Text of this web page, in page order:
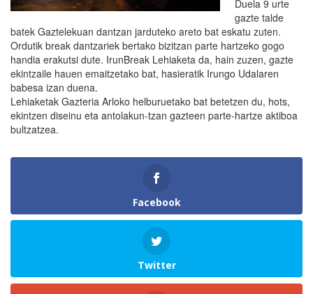
Duela 9 urte
gazte talde
batek Gaztelekuan dantzan jarduteko areto bat eskatu zuten.
Ordutik break dantzariek bertako bizitzan parte hartzeko gogo
handia erakutsi dute. IrunBreak Lehiaketa da, hain zuzen, gazte
ekintzaile hauen emaitzetako bat, hasieratik Irungo Udalaren
babesa izan duena.
Lehiaketak Gazteria Arloko helburuetako bat betetzen du, hots,
ekintzen diseinu eta antolakun-tzan gazteen parte-hartze aktiboa
bultzatzea.
Facebook
Twitter